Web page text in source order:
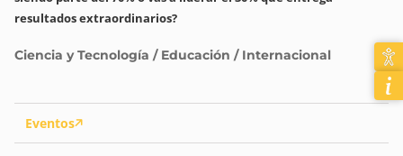
Eventos
resultados extraordinarios?
Ciencia y Tecnología / Educación / Internacional